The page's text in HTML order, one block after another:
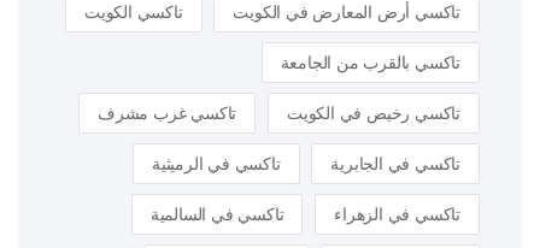
تاكسي أرض المعارض في الكويت تاكسي الكويت
تاكسي بالقرب من الجامعة
تاكسي رخيص في الكويت تاكسي غرب مشرف
تاكسي في الجابرية تاكسي في الرميثية
تاكسي في الزهراء تاكسي في السالمية